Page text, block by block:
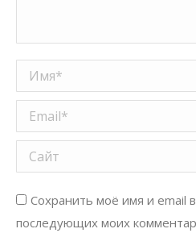
Имя *
Email *
Сайт
Сохранить моё имя и email
последующих моих